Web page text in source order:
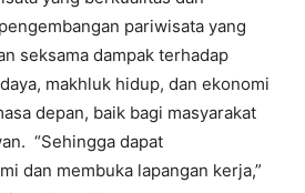
pariwisata yang
seksama dampak terhadap
makhluk hidup, dan ekonomi
depan, baik bagi masyarakat
“Sehingga dapat
dan membuka lapangan kerja,”